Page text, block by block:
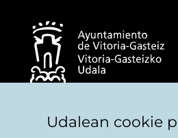
© Vitoria-
Udalean cookie